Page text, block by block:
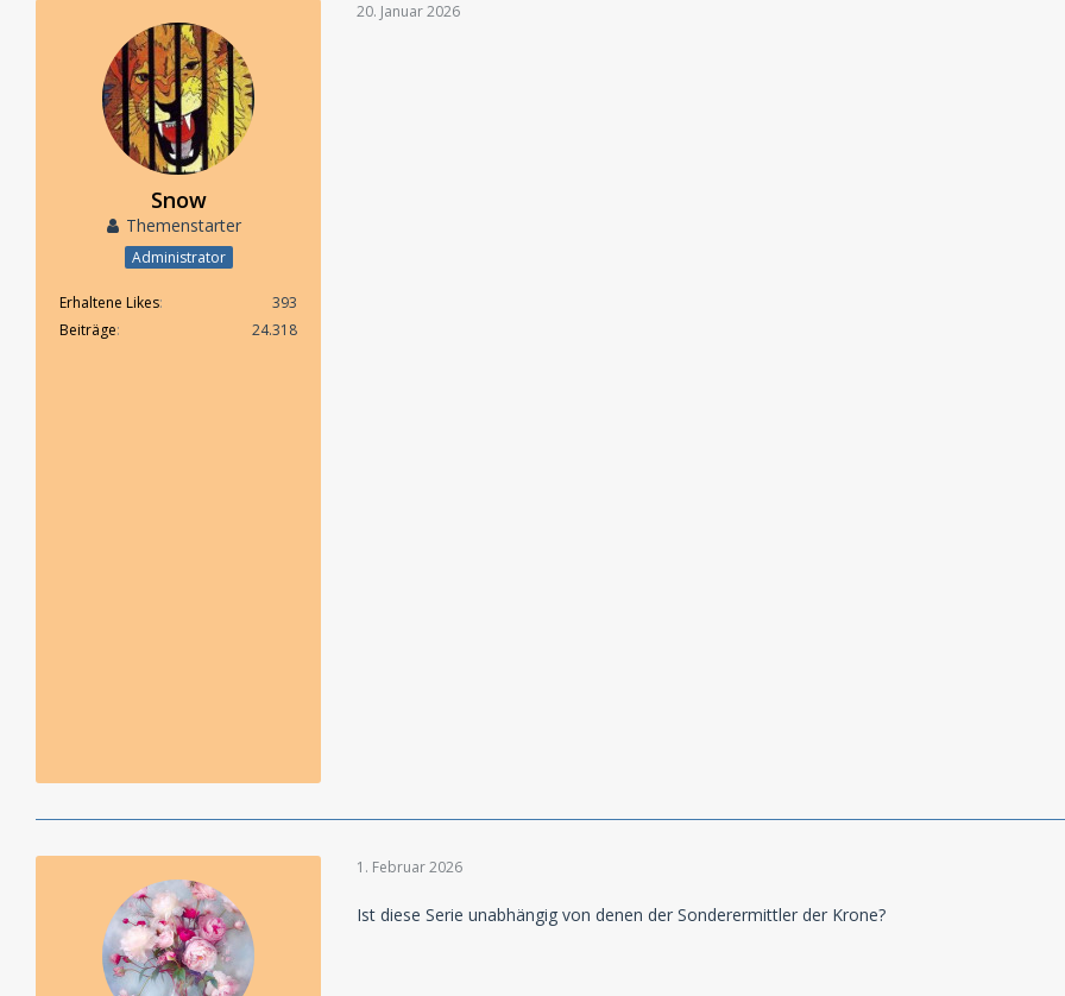
Snow
Themenstarter
Administrator
Erhaltene Likes
393
Beiträge
24.318
20. Januar 2026
1. Februar 2026
Ist diese Serie unabhängig von denen der Sonderermittler der Krone?